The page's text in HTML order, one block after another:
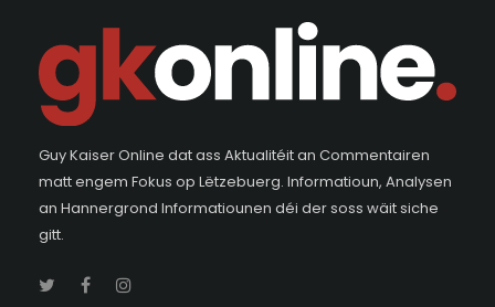
Guy Kaiser Online dat ass Aktualitéit an Commentairen
matt engem Fokus op Lëtzebuerg. Informatioun, Analysen
an Hannergrond Informatiounen déi der soss wäit siche
gitt.